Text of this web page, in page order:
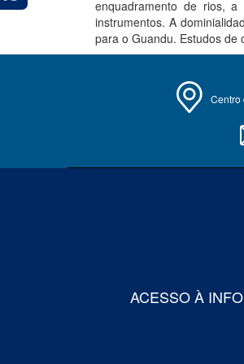
enquadramento de rios,
instrumentos. A
para o Guandu. Estudos de
Centro
ACESSO À